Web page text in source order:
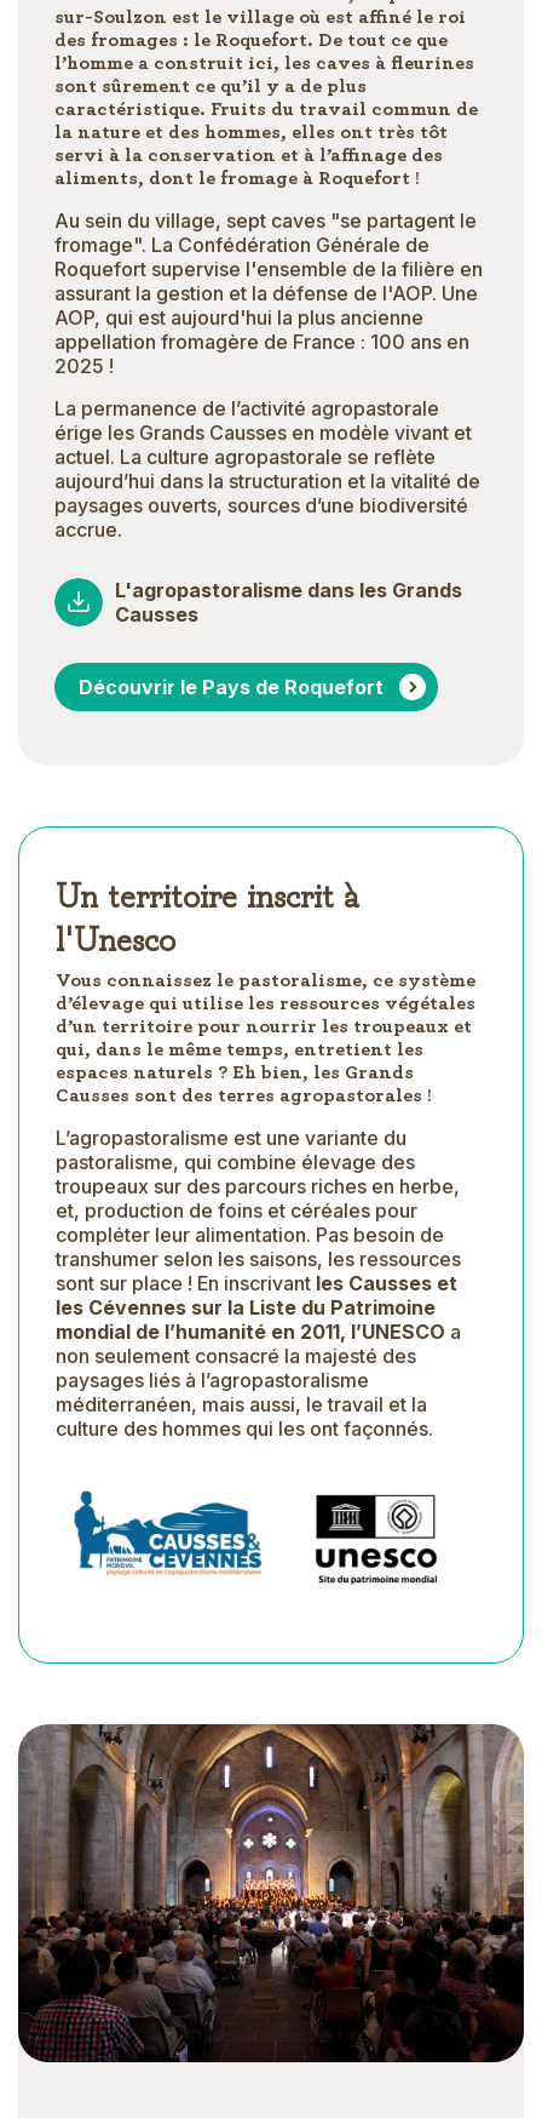
sur-Soulzon est le village où est affiné le roi
des fromages : le Roquefort. De tout ce que
l’homme a construit ici, les caves à fleurines
sont sûrement ce qu’il y a de plus
caractéristique. Fruits du travail commun de
la nature et des hommes, elles ont très tôt
servi à la conservation et à l’affinage des
aliments, dont le fromage à Roquefort !
Au sein du village, sept caves "se partagent le
fromage". La Confédération Générale de
Roquefort supervise l'ensemble de la filière en
assurant la gestion et la défense de l'AOP. Une
AOP, qui est aujourd'hui la plus ancienne
appellation fromagère de France : 100 ans en
2025 !
La permanence de l’activité agropastorale
érige les Grands Causses en modèle vivant et
actuel. La culture agropastorale se reflète
aujourd’hui dans la structuration et la vitalité de
paysages ouverts, sources d’une biodiversité
accrue.
L'agropastoralisme dans les Grands
Causses
Découvrir le Pays de Roquefort
Un territoire inscrit à
l'Unesco
Vous connaissez le pastoralisme, ce système
d’élevage qui utilise les ressources végétales
d’un territoire pour nourrir les troupeaux et
qui, dans le même temps, entretient les
espaces naturels ? Eh bien, les Grands
Causses sont des terres agropastorales !
L’agropastoralisme est une variante du
pastoralisme, qui combine élevage des
troupeaux sur des parcours riches en herbe,
et, production de foins et céréales pour
compléter leur alimentation. Pas besoin de
transhumer selon les saisons, les ressources
sont sur place ! En inscrivant les Causses et
les Cévennes sur la Liste du Patrimoine
mondial de l’humanité en 2011, l’UNESCO a
non seulement consacré la majesté des
paysages liés à l’agropastoralisme
méditerranéen, mais aussi, le travail et la
culture des hommes qui les ont façonnés.